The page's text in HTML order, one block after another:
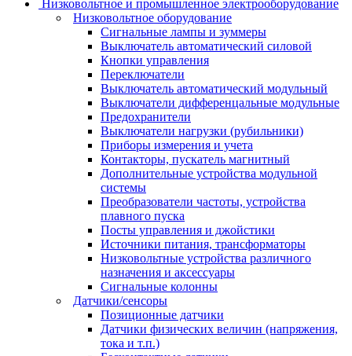
Низковольтное и промышленное электрооборудование
Низковольтное оборудование
Сигнальные лампы и зуммеры
Выключатель автоматический силовой
Кнопки управления
Переключатели
Выключатель автоматический модульный
Выключатели дифференцальные модульные
Предохранители
Выключатели нагрузки (рубильники)
Приборы измерения и учета
Контакторы, пускатель магнитный
Дополнительные устройства модульной
системы
Преобразователи частоты, устройства
плавного пуска
Посты управления и джойстики
Источники питания, трансформаторы
Низковольтные устройства различного
назначения и аксессуары
Сигнальные колонны
Датчики/сенсоры
Позиционные датчики
Датчики физических величин (напряжения,
тока и т.п.)